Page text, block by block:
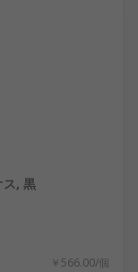
, 黒
￥566.00/個